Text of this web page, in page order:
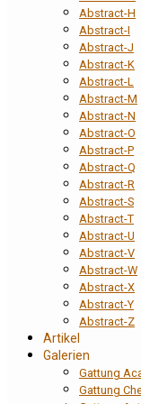
Abstract-H
Abstract-I
Abstract-J
Abstract-K
Abstract-L
Abstract-M
Abstract-N
Abstract-O
Abstract-P
Abstract-Q
Abstract-R
Abstract-S
Abstract-T
Abstract-U
Abstract-V
Abstract-W
Abstract-X
Abstract-Y
Abstract-Z
Artikel
Galerien
Gattung
Gattung